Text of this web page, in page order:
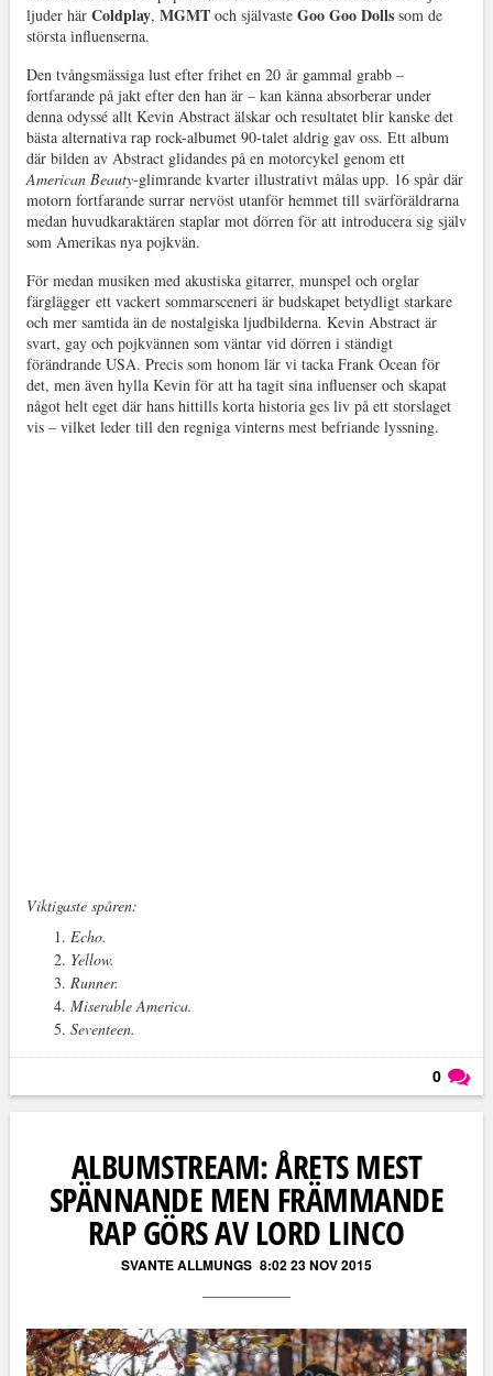
ljuder här Coldplay, MGMToch självaste Goo Goo Dollssom de
största influenserna.
Den tvångsmässiga lust efter frihet en 20 år gammal grabb –
fortfarande på jakt efter den han är – kan känna absorberar under
denna odyssé allt Kevin Abstract älskar och resultatet blir kanske det
bästa alternativa rap rock-albumet 90-talet aldrig gav oss. Ett album
där bilden av Abstract glidandes på en motorcykel genom ett
American Beauty-glimrande kvarter illustrativt målas upp. 16 spår där
motorn fortfarande surrar nervöst utanför hemmet till svärföräldrarna
medan huvudkaraktären staplar mot dörren för att introducera sig själv
som Amerikas nya pojkvän.
För medan musiken med akustiska gitarrer, munspel och orglar
färglägger ett vackert sommarsceneri är budskapet betydligt starkare
och mer samtida än de nostalgiska ljudbilderna. Kevin Abstract är
svart, gay och pojkvännen som väntar vid dörren i ständigt
förändrande USA. Precis som honom lär vi tacka Frank Ocean för
det, men även hylla Kevin för att ha tagit sina influenser och skapat
något helt eget där hans hittills korta historia ges liv på ett storslaget
vis – vilket leder till den regniga vinterns mest befriande lyssning.
Viktigaste spåren:
Echo.
Yellow.
Runner.
Miserable America.
Seventeen.
0
ALBUMSTREAM: ÅRETS MEST
SPÄNNANDE MEN FRÄMMANDE
RAP GÖRS AV LORD LINCO
SVANTE ALLMUNGS 8:02 23 NOV 2015